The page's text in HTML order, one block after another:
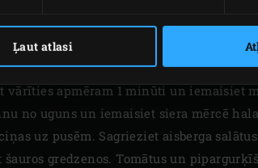
Ļaut atlasi
sasmalciniet šalotes. Pārgrieziet
Pannā izkausējiet sviestu un
un gatavojiet apmēram 3
apmēram 1 minūti un iemaisiet
no uguns un iemaisiet siera mērcē
uz pusēm. Sagrieziet aisberga
gredzenos. Tomātus un